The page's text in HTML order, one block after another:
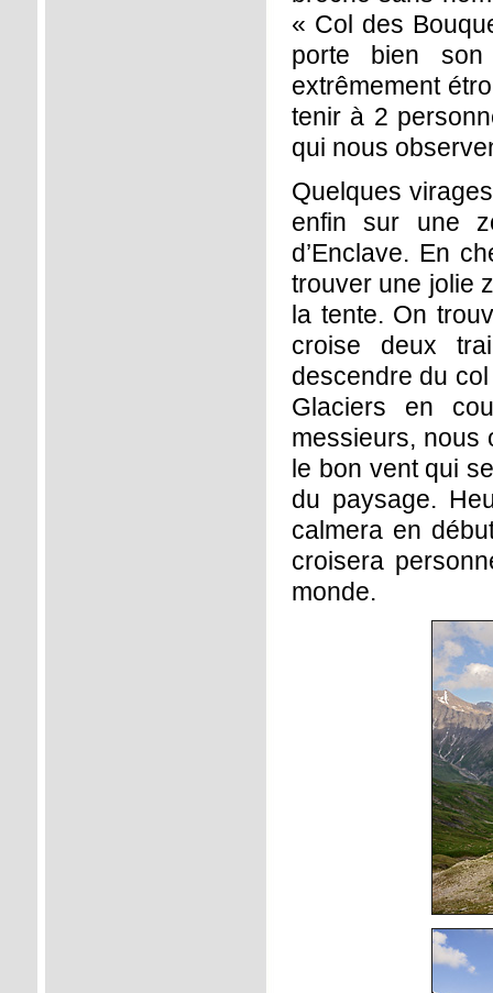
« Col des
porte bien
extrêmement
tenir à 2
qui nous
Quelques
enfin sur une
d’Enclave. En
trouver une jolie
la tente. On
croise deux
descendre du
Glaciers en
messieurs, nous
le bon vent qui
du paysage.
calmera en
croisera
monde.